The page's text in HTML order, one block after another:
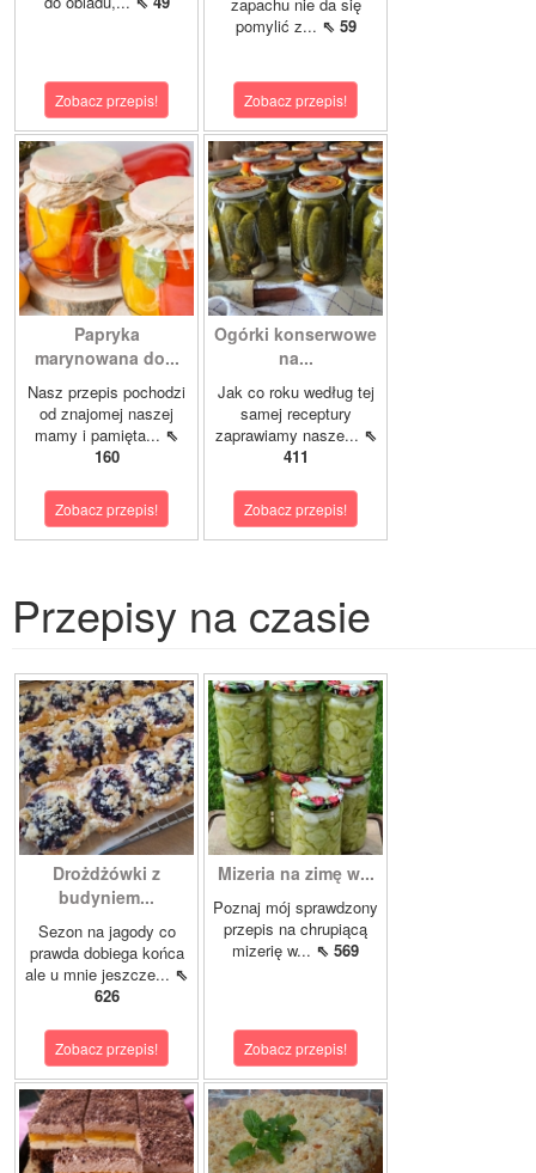
Zobacz przepis!
pomylić z... ⇖ 59
Zobacz przepis!
Papryka
marynowana do...
Nasz przepis pochodzi
od znajomej naszej
mamy i pamięta... ⇖
160
Zobacz przepis!
Ogórki konserwowe
na...
Jak co roku według tej
samej receptury
zaprawiamy nasze... ⇖
411
Zobacz przepis!
Przepisy na czasie
Drożdżówki z
budyniem...
Sezon na jagody co
prawda dobiega końca
ale u mnie jeszcze... ⇖
626
Zobacz przepis!
Mizeria na zimę w...
Poznaj mój sprawdzony
przepis na chrupiącą
mizerię w... ⇖ 569
Zobacz przepis!